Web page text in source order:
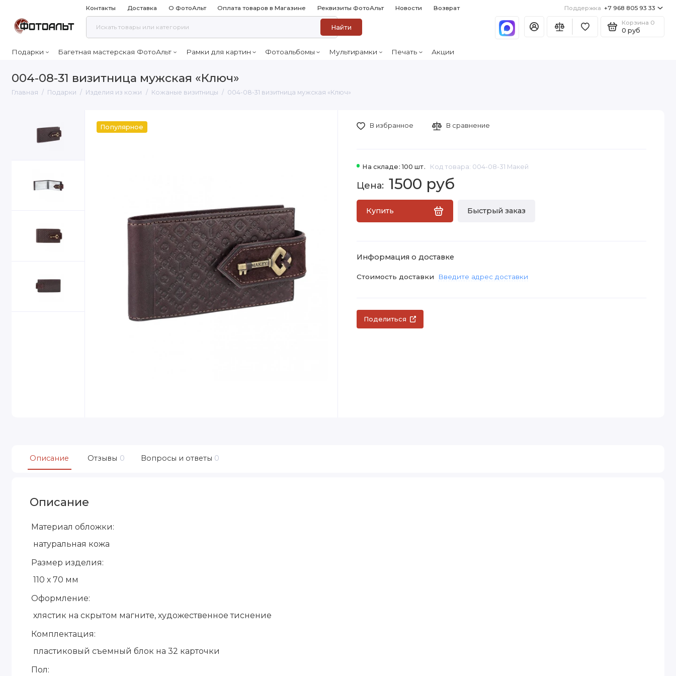
Контакты Доставка О ФотоАльт Оплата товаров в Магазине Реквизиты ФотоАльт Новости Возврат Поддержка +7 968 805 93 33
Найти
Корзина 0
0 руб
Подарки Багетная мастерская ФотоАльт Рамки для картин Фотоальбомы Мультирамки Печать Акции
004-08-31 визитница мужская «Ключ»
Главная Подарки Изделия из кожи Кожаные визитницы 004-08-31 визитница мужская «Ключ»
Популярное
На складе: 100 шт. Код товара: 004-08-31 Макей
1500 руб
Купить Быстрый заказ
В избранное В сравнение
Информация о доставке
Стоимость доставки Введите адрес доставки
Поделиться
Описание Отзывы 0 Вопросы и ответы 0
Описание
Материал обложки:
натуральная кожа
Размер изделия:
110 х 70 мм
Оформление:
хлястик на скрытом магните, художественное тиснение
Комплектация:
пластиковый съемный блок на 32 карточки
Пол: